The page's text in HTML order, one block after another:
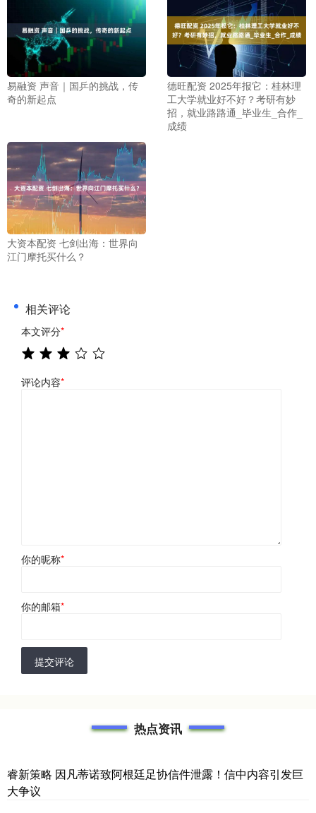
易融资 声音｜国乒的挑战，传
奇的新起点
德旺配资 2025年报它：桂林理
工大学就业好不好？考研有妙
招，就业路路通_毕业生_合作_
成绩
大资本配资 七剑出海：世界向
江门摩托买什么？
相关评论
本文评分*
评论内容*
你的昵称*
你的邮箱*
提交评论
热点资讯
睿新策略 因凡蒂诺致阿根廷足协信件泄露！信中内容引发巨
大争议